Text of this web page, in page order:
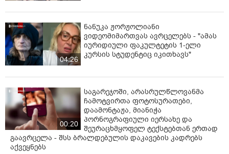
04:26
ნანუკა ჟორჟოლიანი
ვიდეომიმართვას ავრცელებს - "ამას
იურიდიული ფაკულტეტის 1-ელი
კურსის სტუდენტიც იკითხავს"
00:20
საგარეჯოში, არასრულწლოვანმა
ჩამოტვირთა ფოტოსურათები,
დაამონტაჟა, მიანიჭა
პორნოგრაფიული იერსახე და
შეურაცხმყოფელ ტექსტებთან ერთად
გაავრცელა - შსს ბრალდებულის დაკავების კადრებს
აქვეყნებს